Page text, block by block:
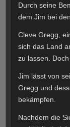
Durch seine
dem Jim bei
Cleve Gregg,
sich das Land
zu lassen.
Jim lässt von
Gregg und
bekämpfen.
Nachdem die